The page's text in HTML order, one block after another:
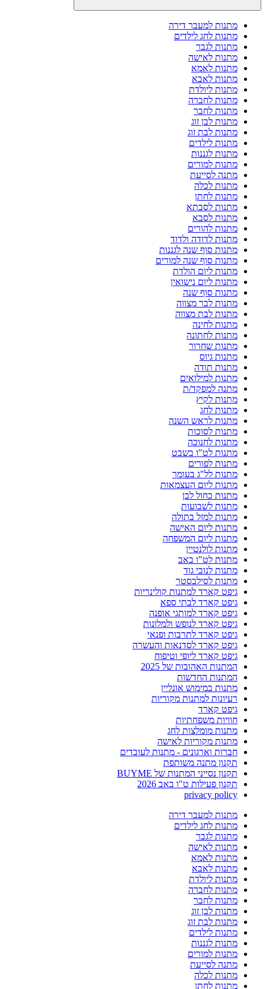
מתנות למעבר דירה
מתנות לחג לילדים
מתנות לגבר
מתנות לאישה
מתנות לאמא
מתנות לאבא
מתנות ליולדת
מתנות לחברה
מתנות לחבר
מתנות לבן זוג
מתנות לבת זוג
מתנות לילדים
מתנות לגננות
מתנות למורים
מתנה לסייעת
מתנות לכלה
מתנות לחתן
מתנות לסבתא
מתנות לסבא
מתנות להורים
מתנות לדודה ולדוד
מתנות סוף שנה לגננות
מתנות סוף שנה למורים
מתנות ליום הולדת
מתנות ליום נישואין
מתנות סוף שנה
מתנות לבר מצווה
מתנות לבת מצווה
מתנות לחינה
מתנות לחתונה
מתנות שחרור
מתנות גיוס
מתנות תודה
מתנות למילואים
מתנה למפקד/ת
מתנות לקיץ
מתנות לחג
מתנות לראש השנה
מתנות לסוכות
מתנות לחנוכה
מתנות לט"ו בשבט
מתנות לפורים
מתנות לל"ג בעומר
מתנות ליום העצמאות
מתנות כחול לבן
מתנות לשבועות
מתנות למזל בתולה
מתנות ליום האישה
מתנות ליום המשפחה
מתנות לולנטיין
מתנות לט"ו באב
מתנות לנובי גוד
מתנות לסילבסטר
גיפט קארד למתנות קולינריות
גיפט קארד לבתי ספא
גיפט קארד למותגי אופנה
גיפט קארד לנופש ולמלונות
גיפט קארד לתרבות ופנאי
גיפט קארד לסדנאות והעשרה
גיפט קארד ליופי וטיפוח
המתנות האהובות של 2025
המתנות החדשות
מתנות במימוש אונליין
רעיונות למתנות מקוריות
גיפט קארד
חוויות משפחתיות
מתנות מומלצות לחג
מתנות מקוריות לאישה
חברות וארגונים - מתנות לעובדים
תקנון מתנה משותפת
תקנון נסייני המתנות של BUYME
תקנון פעילות ט"ו באב 2026
privacy policy
מתנות למעבר דירה
מתנות לחג לילדים
מתנות לגבר
מתנות לאישה
מתנות לאמא
מתנות לאבא
מתנות ליולדת
מתנות לחברה
מתנות לחבר
מתנות לבן זוג
מתנות לבת זוג
מתנות לילדים
מתנות לגננות
מתנות למורים
מתנה לסייעת
מתנות לכלה
מתנות לחתן